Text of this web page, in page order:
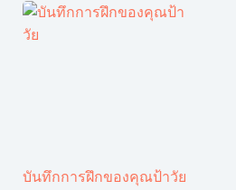
บันทึกการฝึกของคุณป้าวัย